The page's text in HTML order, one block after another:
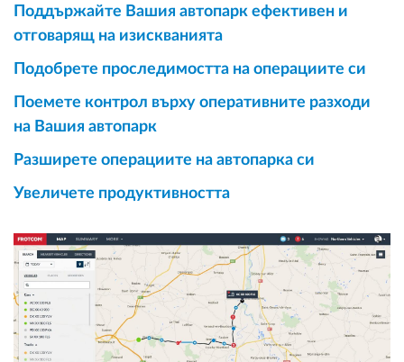
Поддържайте Вашия автопарк ефективен и
отговарящ на изискванията
Подобрете проследимостта на операциите си
Поемете контрол върху оперативните разходи
на Вашия автопарк
Разширете операциите на автопарка си
Увеличете продуктивността